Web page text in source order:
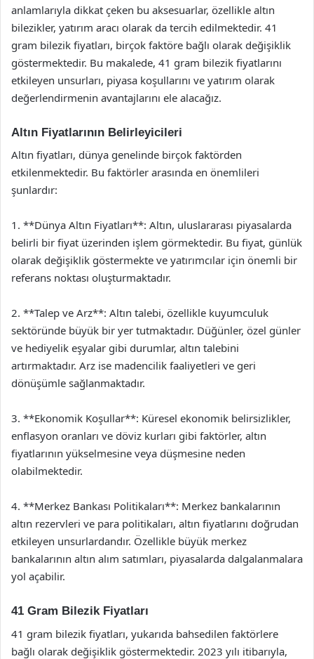
anlamlarıyla dikkat çeken bu aksesuarlar, özellikle altın
bilezikler, yatırım aracı olarak da tercih edilmektedir. 41
gram bilezik fiyatları, birçok faktöre bağlı olarak değişiklik
göstermektedir. Bu makalede, 41 gram bilezik fiyatlarını
etkileyen unsurları, piyasa koşullarını ve yatırım olarak
değerlendirmenin avantajlarını ele alacağız.
Altın Fiyatlarının Belirleyicileri
Altın fiyatları, dünya genelinde birçok faktörden
etkilenmektedir. Bu faktörler arasında en önemlileri
şunlardır:
1. **Dünya Altın Fiyatları**: Altın, uluslararası piyasalarda
belirli bir fiyat üzerinden işlem görmektedir. Bu fiyat, günlük
olarak değişiklik göstermekte ve yatırımcılar için önemli bir
referans noktası oluşturmaktadır.
2. **Talep ve Arz**: Altın talebi, özellikle kuyumculuk
sektöründe büyük bir yer tutmaktadır. Düğünler, özel günler
ve hediyelik eşyalar gibi durumlar, altın talebini
artırmaktadır. Arz ise madencilik faaliyetleri ve geri
dönüşümle sağlanmaktadır.
3. **Ekonomik Koşullar**: Küresel ekonomik belirsizlikler,
enflasyon oranları ve döviz kurları gibi faktörler, altın
fiyatlarının yükselmesine veya düşmesine neden
olabilmektedir.
4. **Merkez Bankası Politikaları**: Merkez bankalarının
altın rezervleri ve para politikaları, altın fiyatlarını doğrudan
etkileyen unsurlardandır. Özellikle büyük merkez
bankalarının altın alım satımları, piyasalarda dalgalanmalara
yol açabilir.
41 Gram Bilezik Fiyatları
41 gram bilezik fiyatları, yukarıda bahsedilen faktörlere
bağlı olarak değişiklik göstermektedir. 2023 yılı itibarıyla,